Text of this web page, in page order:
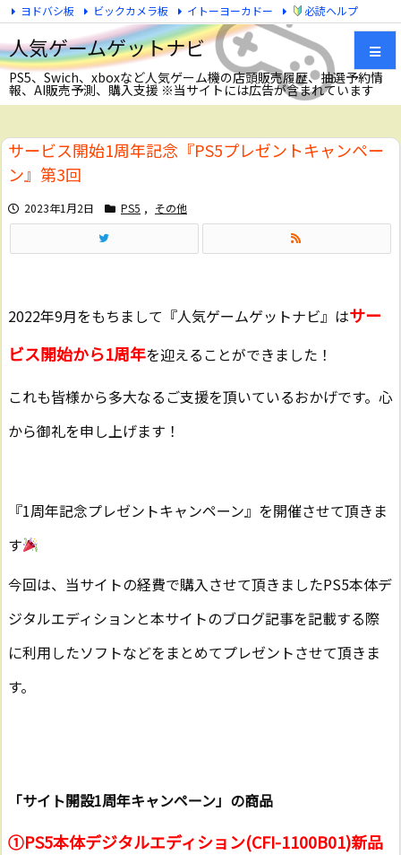
人気ゲームゲットナビ
PS5、Swich、xboxなど人気ゲーム機の店頭販売履歴、抽選予約情
報、AI販売予測、購入支援 ※当サイトには広告が含まれています
メニュ
サイド
次へ
ヨドバシ板 ビックカメラ板 イトーヨーカドー 必読ヘルプ
サービス開始1周年記念『PS5プレゼントキャンペー
ン』第3回
2023年1月2日 PS5 , その他
2022年9月をもちまして『人気ゲームゲットナビ』はサー
ビス開始から1周年を迎えることができました！
これも皆様から多大なるご支援を頂いているおかげです。心
から御礼を申し上げます！
『1周年記念プレゼントキャンペーン』を開催させて頂きま
す
今回は、当サイトの経費で購入させて頂きましたPS5本体デ
ジタルエディションと本サイトのブログ記事を記載する際
に利用したソフトなどをまとめてプレゼントさせて頂きま
す。
「サイト開設1周年キャンペーン」の商品
①PS5本体デジタルエディション(CFI-1100B01)新品